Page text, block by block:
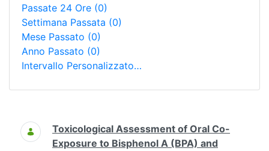
Passate 24 Ore (0)
Settimana Passata (0)
Mese Passato (0)
Anno Passato (0)
Intervallo Personalizzato…
Ricerca
Toxicological Assessment of Oral Co-
Exposure to Bisphenol A (BPA) and